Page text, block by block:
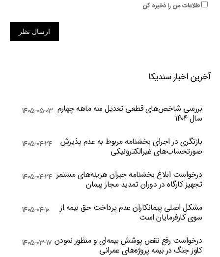
اطلاعات من را ذخیره کن
ارسال نظر
آخرین اخبار سندیکا
بررسی شاخص‌های قطعی تعدیل سه ماهه چهارم
سال ۱۴۰۴
۱۴۰۵-۰۵-۰۳
بازنگری در اجرای بخشنامه مربوط به عدم پذیرش
صورتحساب‌های غیرالکترونیکی
۱۴۰۵-۰۴-۲۴
درخواست ابلاغ بخشنامه جبران هزینه‌های مستمر
تجهیز کارگاه در دوران تمدید مجاز پیمان
۱۴۰۵-۰۴-۲۴
مشکل اصلی پیمانکاران عدم پرداخت حق بیمه از
سوی کارفرمایان است
۱۴۰۵-۰۴-۱۰
درخواست رفع نقص پوشش بیمه‌ای و منظور نمودن
کلوز جنگ در بیمه پروژه‌های عمرانی
۱۴۰۵-۰۳-۱۷